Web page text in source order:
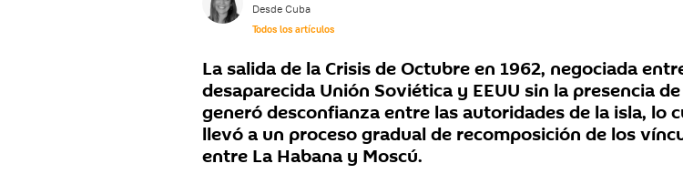
Desde Cuba
Todos los artículos
La salida de la Crisis de Octubre en 1962, negociada
desaparecida Unión Soviética y EEUU sin la presencia de
generó desconfianza entre las autoridades de la isla, lo
llevó a un proceso gradual de recomposición de los
entre La Habana y Moscú.